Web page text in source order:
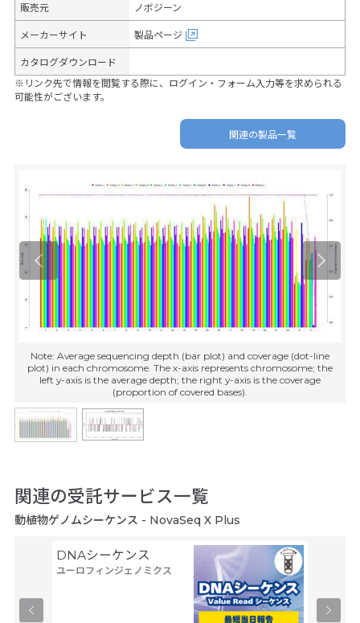
販売元 ノボジーン
メーカーサイト 製品ページ
カタログダウンロード
※リンク先で情報を閲覧する際に、ログイン・フォーム入力等を求められる
可能性がございます。
関連の製品一覧
Note: Average sequencing depth (bar plot) and coverage (dot-line
plot) in each chromosome. The x-axis represents chromosome; the
left y-axis is the average depth; the right y-axis is the coverage
(proportion of covered bases).
関連の受託サービス一覧
動植物ゲノムシーケンス - NovaSeq X Plus
DNAシーケンス
ユーロフィンジェノミクス